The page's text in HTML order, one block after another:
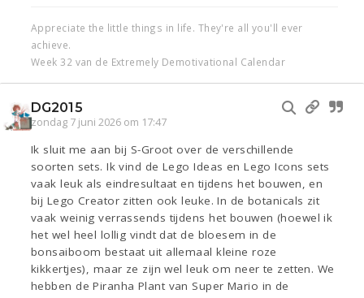
Appreciate the little things in life. They're all you'll ever
achieve.
Week 32 van de Extremely Demotivational Calendar
DG2015
zondag 7 juni 2026 om 17:47
Ik sluit me aan bij S-Groot over de verschillende
soorten sets. Ik vind de Lego Ideas en Lego Icons sets
vaak leuk als eindresultaat en tijdens het bouwen, en
bij Lego Creator zitten ook leuke. In de botanicals zit
vaak weinig verrassends tijdens het bouwen (hoewel ik
het wel heel lollig vindt dat de bloesem in de
bonsaiboom bestaat uit allemaal kleine roze
kikkertjes), maar ze zijn wel leuk om neer te zetten. We
hebben de Piranha Plant van Super Mario in de